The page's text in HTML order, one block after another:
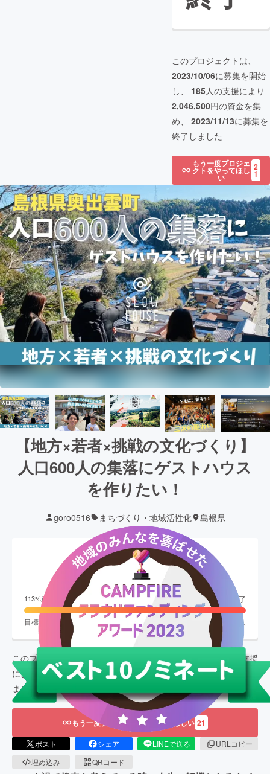
このプロジェクトは、
2023/10/06に募集を開始
し、 185人の支援により
2,046,500円の資金を集
め、 2023/11/13に募集を
終了しました
もう一度プロジェ
クトをやってほし
い
2
1
【地方×若者×挑戦の文化づくり】
人口600人の集落にゲストハウス
を作りたい！
goro0516 まちづくり・地域活性化 島根県
現在の支援総額
2,046,500 円
113%達成 終了
目標金額 1,800,000 支援者数 人
このプロジェクトは、 に募集を開始し、 185人の支援
により
2,046,500円の資金を集め、2023/11/13に募集を終了し
ました
もう一度プロジェクトをやってほしい 21
ポスト シェア LINEで送る
URLコピー
埋め込み
QRコード